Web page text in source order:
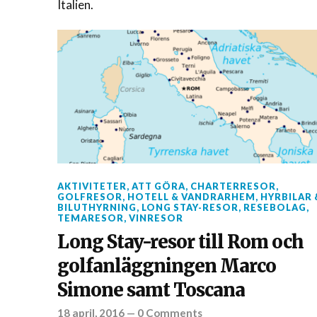
Italien.
AKTIVITETER, ATT GÖRA, CHARTERRESOR,
GOLFRESOR, HOTELL & VANDRARHEM, HYRBILAR
BILUTHYRNING, LONG STAY-RESOR, RESEBOLAG,
TEMARESOR, VINRESOR
Long Stay-resor till Rom och
golfanläggningen Marco
Simone samt Toscana
18 april, 2016— 0 Comments